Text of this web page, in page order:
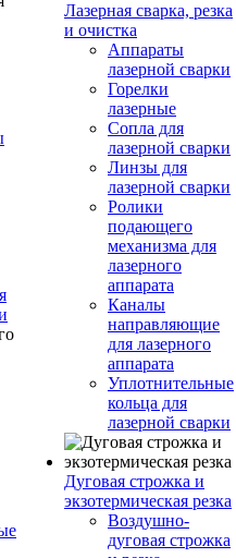
Лазерная сварка, резка
и очистка
Аппараты
лазерной сварки
Горелки
лазерные
Сопла для
лазерной сварки
Линзы для
лазерной сварки
Ролики
подающего
механизма для
лазерного
аппарата
Каналы
направляющие
для лазерного
аппарата
Уплотнительные
кольца для
лазерной сварки
Дуговая строжка и
экзотермическая резка
Воздушно-
дуговая строжка